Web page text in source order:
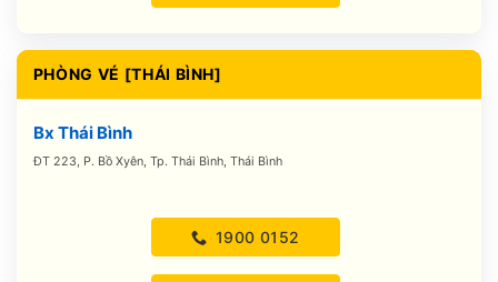
PHÒNG VÉ [THÁI BÌNH]
Bx Thái Bình
ĐT 223, P. Bồ Xyên, Tp. Thái Bình, Thái Bình
1900 0152